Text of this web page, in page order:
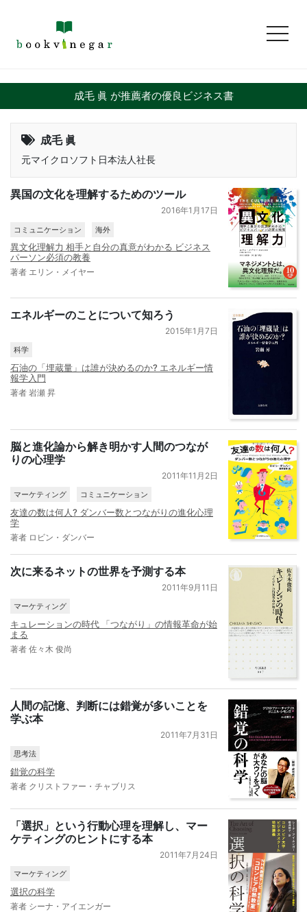
成毛 眞 が推薦者の優良ビジネス書
成毛 眞
元マイクロソフト日本法人社長
異国の文化を理解するためのツール
2016年1月17日
コミュニケーション 海外
異文化理解力 相手と自分の真意がわかる ビジネス
パーソン必須の教養
著者 エリン・メイヤー
エネルギーのことについて知ろう
2015年1月7日
科学
石油の「埋蔵量」は誰が決めるのか? エネルギー情
報学入門
著者 岩瀬 昇
脳と進化論から解き明かす人間のつなが
りの心理学
2011年11月2日
マーケティング コミュニケーション
友達の数は何人? ダンバー数とつながりの進化心理
学
著者 ロビン・ダンバー
次に来るネットの世界を予測する本
2011年9月11日
マーケティング
キュレーションの時代 「つながり」の情報革命が始
まる
著者 佐々木 俊尚
人間の記憶、判断には錯覚が多いことを
学ぶ本
2011年7月31日
思考法
錯覚の科学
著者 クリストファー・チャブリス
「選択」という行動心理を理解し、マー
ケティングのヒントにする本
2011年7月24日
マーケティング
選択の科学
著者 シーナ・アイエンガー